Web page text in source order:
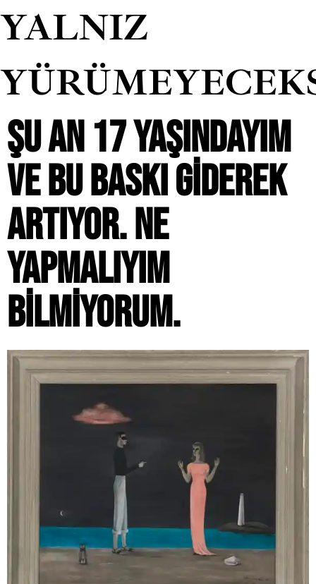
YALNIZ
ŞU AN 17 YAŞINDAYIM
VE BU BASKI GIDEREK
ARTIYOR. NE
YAPMALIYIM
BILMIYORUM.